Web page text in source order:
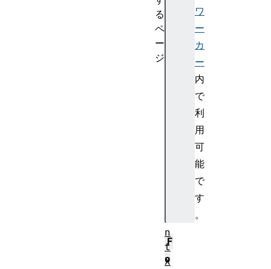
ワ
ー
カ
ー
内
で
利
用
可
能
で
す
。
F
o
る
ペ
ー
ジ
n
t
X